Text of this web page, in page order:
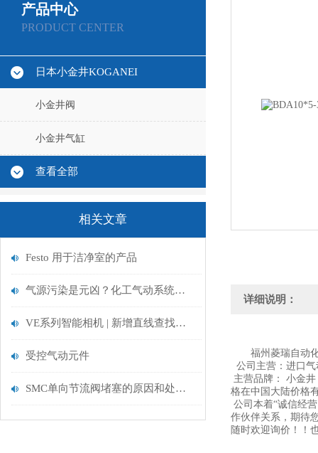
产品中心
PRODUCT CENTER
日本小金井KOGANEI
小金井阀
小金井气缸
查看全部
相关文章
Festo 用于洁净室的产品
气源污染是元凶？化工气动系统净化改造
VE系列智能相机 | 新增直线查找工具&数据输出功能
受控气动元件
SMC单向节流阀堵塞的原因和处理措施
详细说明：
福州菱瑞自动化
公司主营：进口
主营品牌： 小金
格在中国大陆价格
公司本着“诚信经
作伙伴关系，期
随时欢迎询价！！